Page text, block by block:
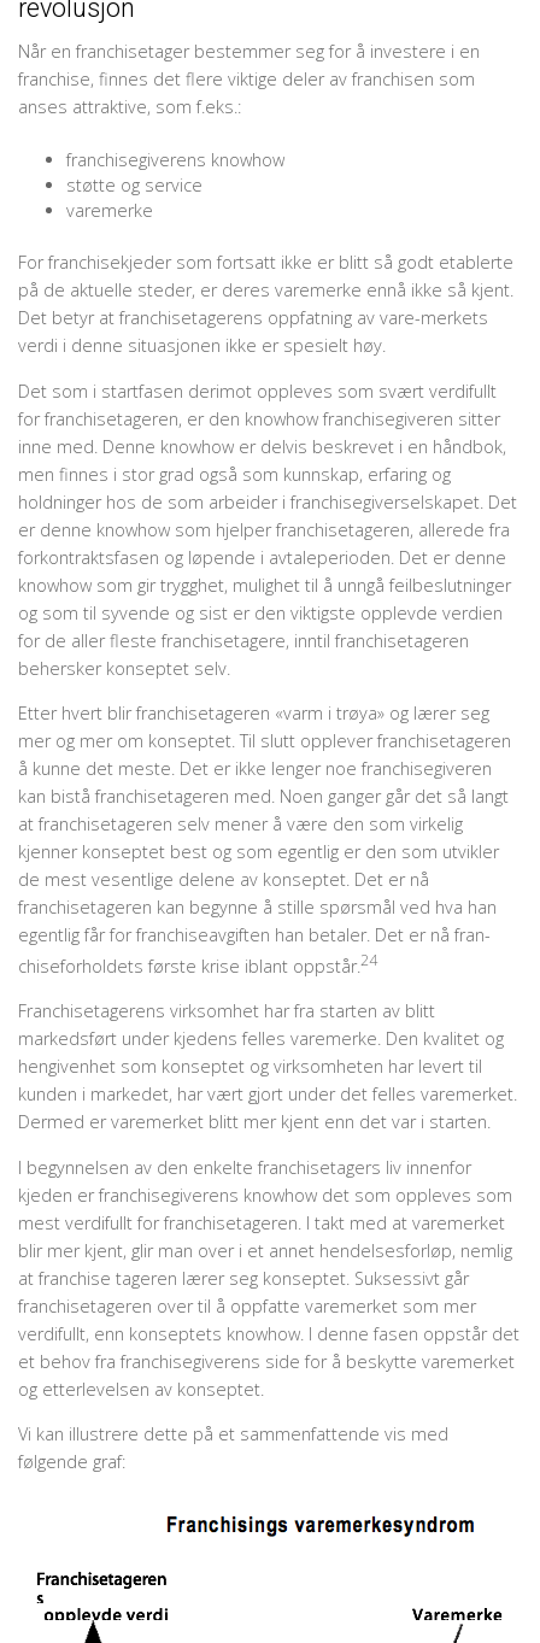
revolusjon
Når en franchisetager bestemmer seg for å investere i en
franchise, finnes det flere viktige deler av franchisen som
anses attraktive, som f.eks.:
franchisegiverens knowhow
støtte og service
varemerke
For franchisekjeder som fortsatt ikke er blitt så godt etablerte
på de aktuelle steder, er deres varemerke ennå ikke så kjent.
Det betyr at franchisetagerens oppfatning av vare-merkets
verdi i denne situasjonen ikke er spesielt høy.
Det som i startfasen derimot oppleves som svært verdifullt
for franchisetageren, er den knowhow franchisegiveren sitter
inne med. Denne knowhow er delvis beskrevet i en hånd­bok,
men finnes i stor grad også som kunnskap, erfaring og
holdninger hos de som arbeider i franchisegiverselskapet. Det
er denne knowhow som hjelper franchisetageren, allerede fra
forkontraktsfasen og løpende i avtaleperioden. Det er denne
knowhow som gir trygghet, mulighet til å unngå feilbeslutninger
og som til syvende og sist er den viktigste opplevde verdien
for de aller fleste franchisetagere, inntil franchisetageren
behersker konseptet selv.
Etter hvert blir franchisetageren «varm i trøya» og lærer seg
mer og mer om konseptet. Til slutt opplever franchisetageren
å kunne det meste. Det er ikke lenger noe franchise­giveren
kan bistå franchisetageren med. Noen ganger går det så langt
at franchisetageren selv mener å være den som virkelig
kjenner konseptet best og som egentlig er den som utvikler
de mest vesentlige delene av konseptet. Det er nå
franchisetageren kan begynne å stille spørsmål ved hva han
egentlig får for franchiseavgiften han betaler. Det er nå fran­
chiseforholdets første krise iblant oppstår.24
Franchisetagerens virksomhet har fra starten av blitt
markedsført under kjedens felles varemerke. Den kvalitet og
hengivenhet som konseptet og virksomheten har levert til
kunden i markedet, har vært gjort under det felles varemerket.
Dermed er varemerket blitt mer kjent enn det var i starten.
I begynnelsen av den enkelte franchisetagers liv innenfor
kjeden er franchisegiverens knowhow det som oppleves som
mest verdifullt for franchisetageren. I takt med at vare­merket
blir mer kjent, glir man over i et annet hendelsesforløp, nemlig
at franchise tageren lærer seg konseptet. Suksessivt går
franchisetageren over til å oppfatte varemerket som mer
verdifullt, enn konseptets knowhow. I denne fasen oppstår det
et behov fra franchise­giverens side for å beskytte varemerket
og etterlevelsen av konseptet.
Vi kan illustrere dette på et sammenfattende vis med
følgende graf: